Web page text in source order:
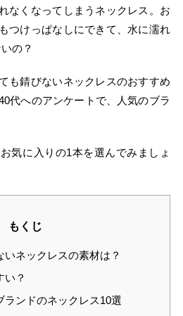
なくなってしまうネックレス。お
つけっぱなしにできて、水に濡れ
の？
も錆びないネックレスのおすすめ
代へのアンケートで、人気のブラ
気に入りの1本を選んでみましょ
もくじ
いネックレスの素材は？
い？
ランドのネックレス10選